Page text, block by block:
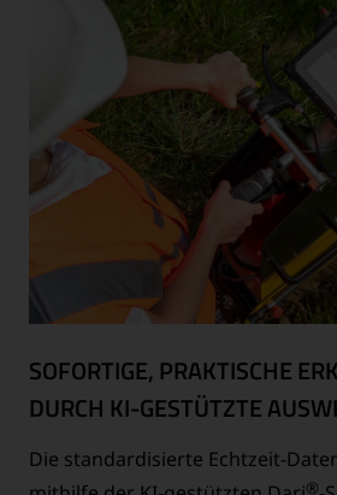
SOFORTIGE, PRAKTISCHE
DURCH KI-GESTÜTZTE
Die standardisierte Echtzeit-
®